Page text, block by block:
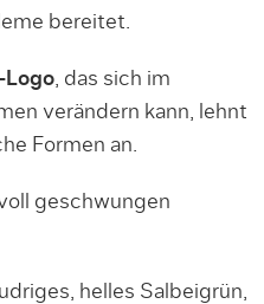
bereitet.
Logo, das sich im
verändern kann, lehnt
Formen an.
geschwungen
helles Salbeigrün,